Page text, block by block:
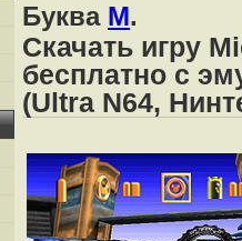
Буква M.
Скачать игру
бесплатно с
(Ultra N64,